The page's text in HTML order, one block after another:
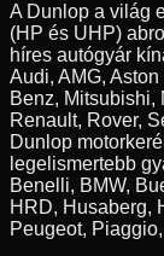
A Dunlop a világ
(HP és UHP)
híres autógyár
Audi, AMG,
Benz, Mitsubishi,
Renault, Rover,
Dunlop
legelismertebb
Benelli, BMW,
HRD, Husaberg,
Peugeot,